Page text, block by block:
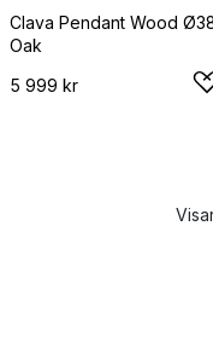
Clava Pendant Wood
Oak
5 999 kr